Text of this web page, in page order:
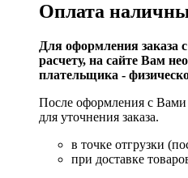
Оплата
Для оформления заказа
расчету, на сайте Вам
плательщика -
После оформления с
для уточнения заказа.
в точке отгрузки
при доставке